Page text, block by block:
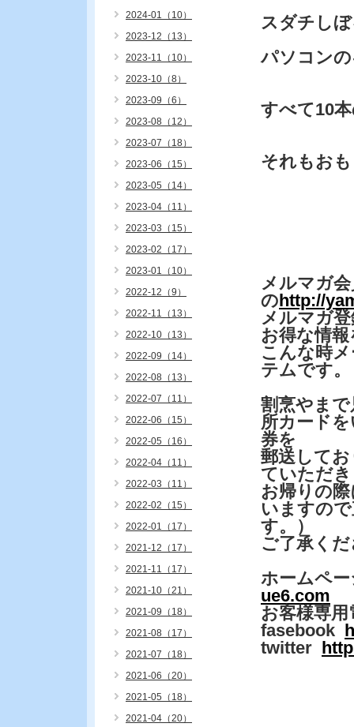
スダチし
パソコン
すべて10
それもお
メルマガ
のhttp://
メルマガ
お得な情
こんな時
テムです。
割烹やま
所カード
券を
郵送して
ていただ
お帰りの
いますの
す。）
ご了承く
ホームペ
ue6.com
お客様専用
fasebook
twitter
2024-01（10）
2023-12（13）
2023-11（10）
2023-10（8）
2023-09（6）
2023-08（12）
2023-07（18）
2023-06（15）
2023-05（14）
2023-04（11）
2023-03（15）
2023-02（17）
2023-01（10）
2022-12（9）
2022-11（13）
2022-10（13）
2022-09（14）
2022-08（13）
2022-07（11）
2022-06（15）
2022-05（16）
2022-04（11）
2022-03（11）
2022-02（15）
2022-01（17）
2021-12（17）
2021-11（17）
2021-10（21）
2021-09（18）
2021-08（17）
2021-07（18）
2021-06（20）
2021-05（18）
2021-04（20）